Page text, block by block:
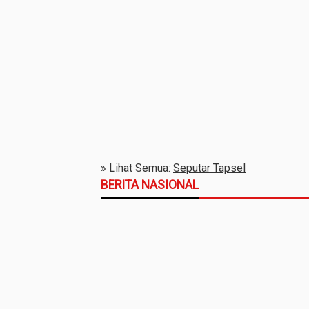
» Lihat Semua: Seputar Tapsel
BERITA NASIONAL